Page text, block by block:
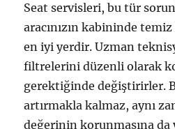
Seat servisleri, bu tür
aracınızın kabininde
en iyi yerdir. Uzman
filtrelerini düzenli olarak
gerektiğinde değiştirirler.
artırmakla kalmaz, aynı
değerinin korunmasına da